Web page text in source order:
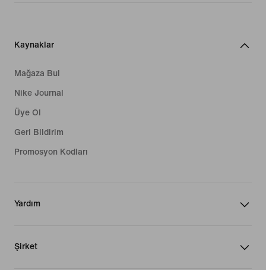
Kaynaklar
Mağaza Bul
Nike Journal
Üye Ol
Geri Bildirim
Promosyon Kodları
Yardım
Şirket